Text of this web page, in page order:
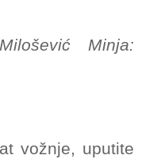
Minja:
vožnje, uputite